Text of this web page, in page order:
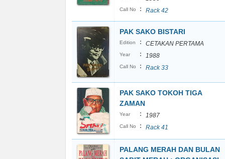
Call No : Rack 42
PAK SAKO BISTARI
Edition : CETAKAN PERTAMA
Year : 1988
Call No : Rack 33
PAK SAKO TOKOH TIGA
ZAMAN
Year : 1987
Call No : Rack 41
PALANG MERAH DAN BULAN